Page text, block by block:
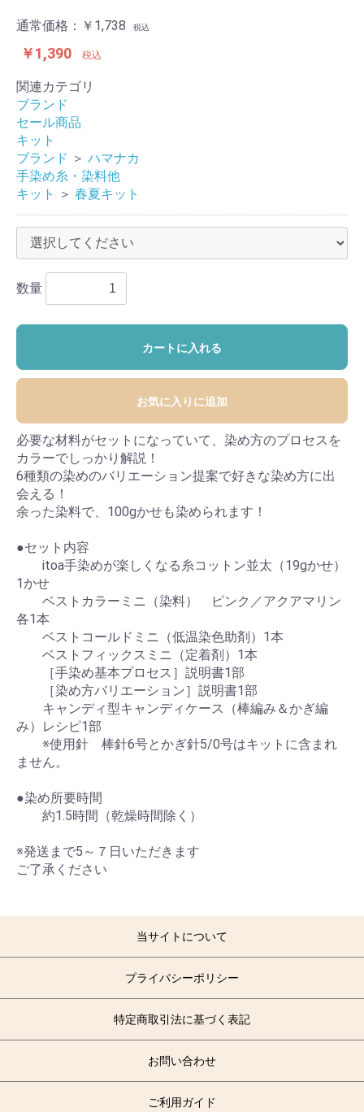
通常価格： ￥1,738 税込
￥1,390 税込
関連カテゴリ
ブランド
セール商品
キット
ブランド ＞ ハマナカ
手染め糸・染料他
キット
＞ 春夏キット
数量
カートに入れる
お気に入りに追加
必要な材料がセットになっていて、染め方のプロセスを
カラーでしっかり解説！
6種類の染めのバリエーション提案で好きな染め方に出
会える！
余った染料で、100gかせも染められます！
●セット内容
itoa手染めが楽しくなる糸コットン並太（19gかせ）
1かせ
ベストカラーミニ（染料） ピンク／アクアマリン
各1本
ベストコールドミニ（低温染色助剤）1本
ベストフィックスミニ（定着剤）1本
［手染め基本プロセス］説明書1部
［染め方バリエーション］説明書1部
キャンディ型キャンディケース（棒編み＆かぎ編
み）レシピ1部
※使用針 棒針6号とかぎ針5/0号はキットに含まれ
ません。
●染め所要時間
約1.5時間（乾燥時間除く）
※発送まで5～７日いただきます
ご了承ください
当サイトについて
プライバシーポリシー
特定商取引法に基づく表記
お問い合わせ
ご利用ガイド